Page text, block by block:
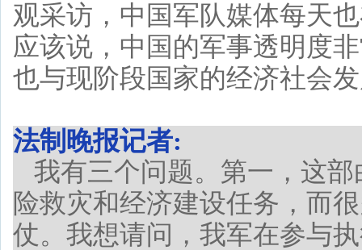
观采访，中国军队媒体每天
应该说，中国的军事透明度
也与现阶段国家的经济社会
法制晚报记者:
我有三个问题。第一，这
险救灾和经济建设任务，而
仗。我想请问，我军在参与